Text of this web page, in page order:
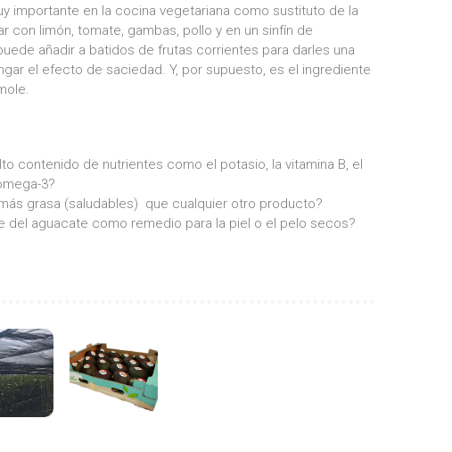
importante en la cocina vegetariana como sustituto de la
con limón, tomate, gambas, pollo y en un sinfín de
añadir a batidos de frutas corrientes para darles una
el efecto de saciedad. Y, por supuesto, es el ingrediente
contenido de nutrientes como el potasio, la vitamina B, el
3?
grasa (saludables) que cualquier otro producto?
del aguacate como remedio para la piel o el pelo secos?